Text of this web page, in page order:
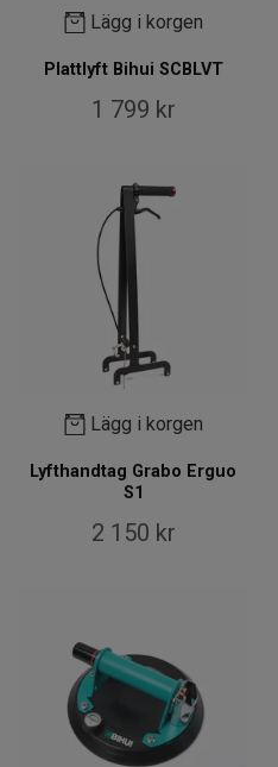
Lägg i korgen
Plattlyft Bihui SCBLVT
1 799 kr
Lägg i korgen
Lyfthandtag Grabo Erguo
S1
2 150 kr